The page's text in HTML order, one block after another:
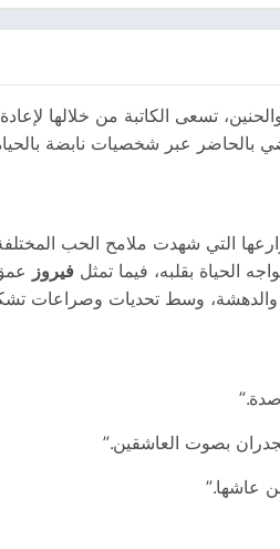
تسعى الكاتبة من خلالها لإعادة
بالحاضر عبر شخصيات نابضة
التي شهدت ملامح الحب
الحياة بقلبه، فيما تمثل فيروز
والدهشة، وسط تحديات وصراعات
بصوت العاشقين.”
عاشها.”